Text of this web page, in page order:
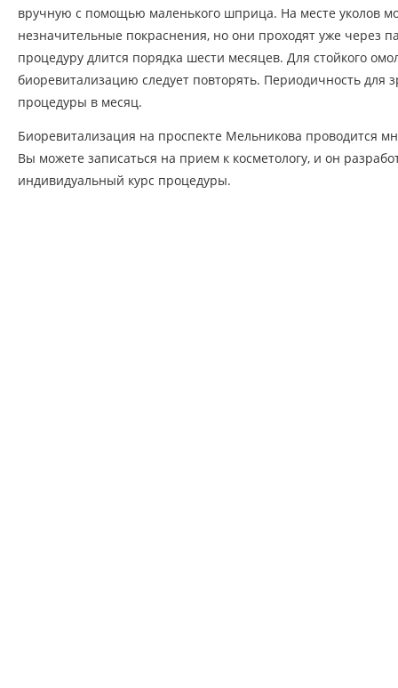
вручную с помощью маленького шприца. На месте уколов
незначительные покраснения, но они проходят уже через
процедуру длится порядка шести месяцев. Для стойкого
биоревитализацию следует повторять. Периодичность для
процедуры в месяц.
Биоревитализация на проспекте Мельникова проводится
Вы можете записаться на прием к косметологу, и он
индивидуальный курс процедуры.